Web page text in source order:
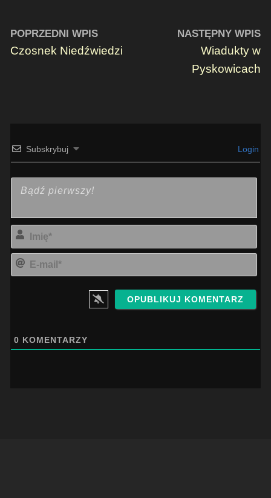
POPRZEDNI WPIS
Czosnek Niedźwiedzi
NASTĘPNY WPIS
Wiadukty w
Pyskowicach
Subskrybuj Login
E-
0 KOMENTARZY